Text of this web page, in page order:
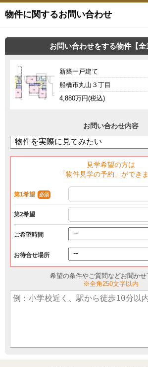
物件に関するお問い合わせ
お問い合わせをする物件【全
新築一戸建て
船橋市丸山３丁目
4,880万円(税込)
お問い合わせ内容
見学希望の方は
「物件見学の予約」ができま
第1希望 必須
第2希望
ご希望時間
お待合せ場所
希望の条件やご質問などお聞かせ
※全角250文字以内